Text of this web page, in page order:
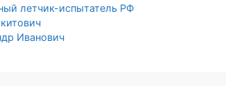
летчик-испытатель РФ
Иванович